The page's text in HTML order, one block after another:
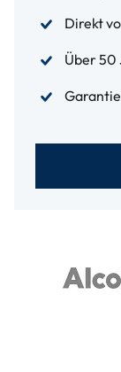
Direkt
Über 50